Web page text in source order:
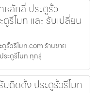
หลักสี่ ประตูรั้ว
รีโมท และ รับเปลี่ยน
รั้วรีโมท.com ร้านขาย
ระตูรีโมท ทุกรุ่
ติดตั้ง ประตูรั้วรีโมท